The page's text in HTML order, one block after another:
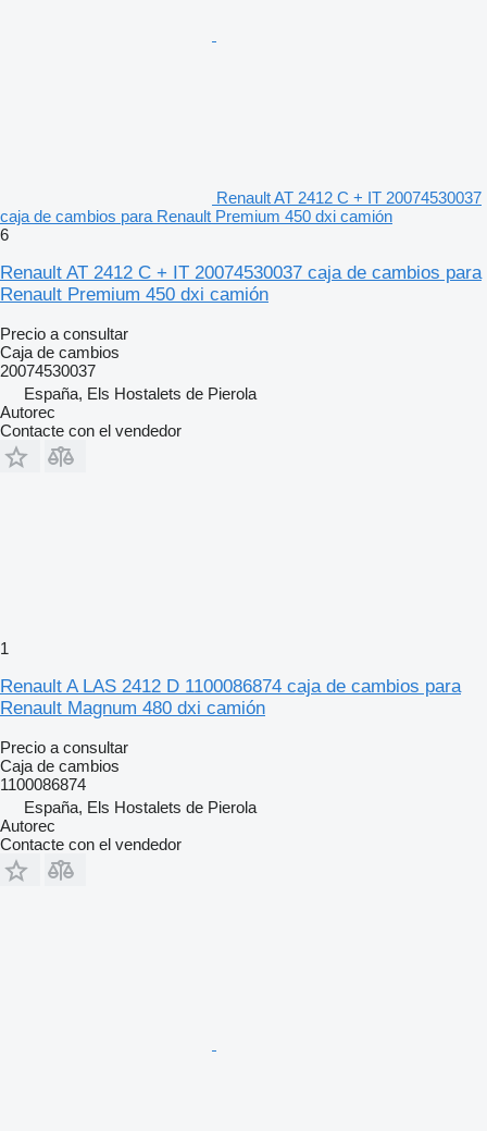
Renault AT 2412 C + IT 20074530037
caja de cambios para Renault Premium 450 dxi camión
6
Renault AT 2412 C + IT 20074530037 caja de cambios para
Renault Premium 450 dxi camión
Precio a consultar
Caja de cambios
20074530037
España, Els Hostalets de Pierola
Autorec
Contacte con el vendedor
1
Renault A LAS 2412 D 1100086874 caja de cambios para
Renault Magnum 480 dxi camión
Precio a consultar
Caja de cambios
1100086874
España, Els Hostalets de Pierola
Autorec
Contacte con el vendedor